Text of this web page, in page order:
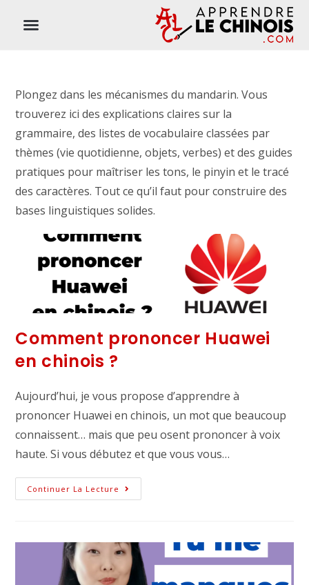
Plongez dans les mécanismes du mandarin. Vous
trouverez ici des explications claires sur la
grammaire, des listes de vocabulaire classées par
thèmes (vie quotidienne, objets, verbes) et des guides
pratiques pour maîtriser les tons, le pinyin et le tracé
des caractères. Tout ce qu’il faut pour construire des
bases linguistiques solides.
Comment prononcer Huawei
en chinois ?
Aujourd’hui, je vous propose d’apprendre à
prononcer Huawei en chinois, un mot que beaucoup
connaissent… mais que peu osent prononcer à voix
haute. Si vous débutez et que vous vous…
Continuer La Lecture